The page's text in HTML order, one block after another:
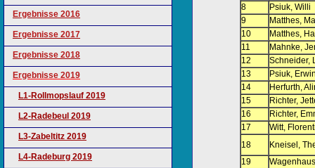
Ergebnisse 2016
Ergebnisse 2017
Ergebnisse 2018
Ergebnisse 2019
L1-Rollmopslauf 2019
L2-Radebeul 2019
L3-Zabeltitz 2019
L4-Radeburg 2019
8
Psiuk, Willi
9
Matthes,
10
Matthes,
11
Mahnke,
12
Schneider,
13
Psiuk,
14
Herfurth,
15
Richter,
16
Richter,
17
Witt,
18
Kneisel,
19